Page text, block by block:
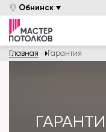
Обнинск
Онлайн оплата
Главная Гарантия